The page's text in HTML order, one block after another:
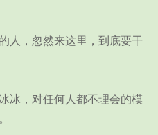
，忽然来这里，到底要干
，对任何人都不理会的模